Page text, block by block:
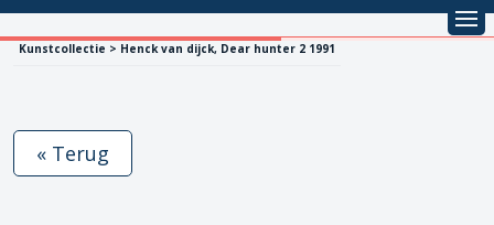
Kunstcollectie > Henck van dijck, Dear hunter 2 1991
« Terug